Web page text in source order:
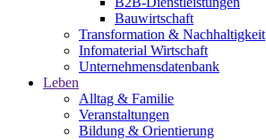
Bauwirtschaft
Transformation & Nachhaltigkeit
Infomaterial Wirtschaft
Unternehmensdatenbank
Leben
Alltag & Familie
Veranstaltungen
Bildung & Orientierung